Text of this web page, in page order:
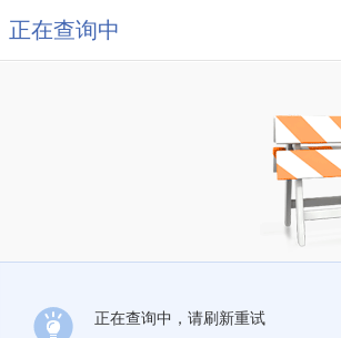
正在查询中
正在查询中，请刷新重试